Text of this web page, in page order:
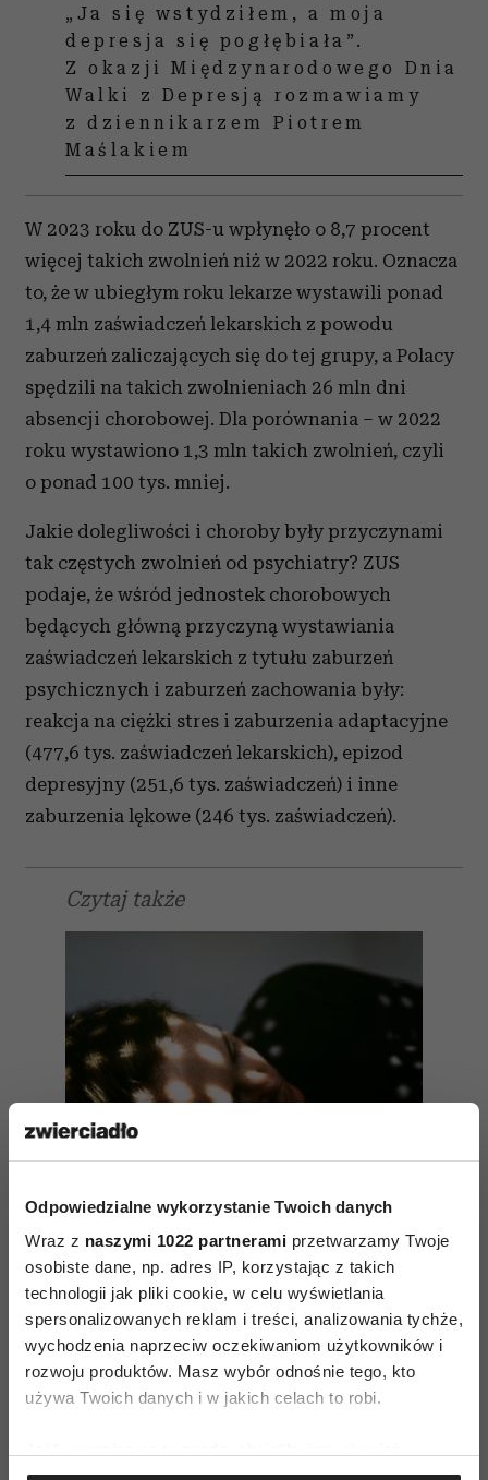
Odpowiedzialne wykorzystanie Twoich danych
Wraz z naszymi 1022 partnerami przetwarzamy Twoje
osobiste dane, np. adres IP, korzystając z takich
technologii jak pliki cookie, w celu wyświetlania
spersonalizowanych reklam i treści, analizowania tychże,
wychodzenia naprzeciw oczekiwaniom użytkowników i
rozwoju produktów. Masz wybór odnośnie tego, kto
używa Twoich danych i w jakich celach to robi.
„Ja się wstydziłem, a moja
depresja się pogłębiała”.
Z okazji Międzynarodowego Dnia
Walki z Depresją rozmawiamy
z dziennikarzem Piotrem
Maślakiem
W 2023 roku do ZUS-u wpłynęło o 8,7 procent
więcej takich zwolnień niż w 2022 roku. Oznacza
to, że w ubiegłym roku lekarze wystawili ponad
1,4 mln zaświadczeń lekarskich z powodu
zaburzeń zaliczających się do tej grupy, a Polacy
spędzili na takich zwolnieniach 26 mln dni
absencji chorobowej. Dla porównania – w 2022
roku wystawiono 1,3 mln takich zwolnień, czyli
o ponad 100 tys. mniej.
Jakie dolegliwości i choroby były przyczynami
tak częstych zwolnień od psychiatry? ZUS
podaje, że wśród jednostek chorobowych
będących główną przyczyną wystawiania
zaświadczeń lekarskich z tytułu zaburzeń
psychicznych i zaburzeń zachowania były:
reakcja na ciężki stres i zaburzenia adaptacyjne
(477,6 tys. zaświadczeń lekarskich), epizod
depresyjny (251,6 tys. zaświadczeń) i inne
zaburzenia lękowe (246 tys. zaświadczeń).
Czytaj także
Depresja to choroba. Hasło „Weź
się w garść” nie pomaga